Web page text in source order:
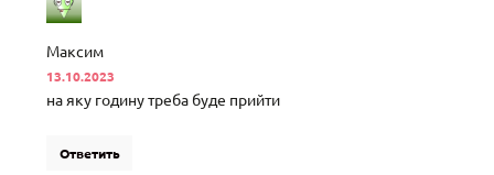
Максим
13.10.2023
на яку годину треба буде прийти
Ответить